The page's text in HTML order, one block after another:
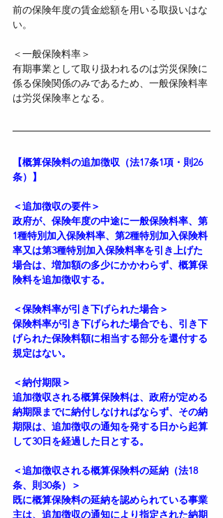
前の保険年度の賃金総額を用いる取扱いはな
い。
＜一般保険料率＞
有期事業として取り扱われるのは労災保険に
係る保険関係のみであるため、一般保険料率
は労災保険率となる。
【概算保険料の追加徴収（法17条1項・則26
条）】
＜追加徴収の要件＞
政府が、保険年度の中途に一般保険料率、第
1種特別加入保険料率、第2種特別加入保険料
率又は第3種特別加入保険料率を引き上げた
場合は、増加額の多少にかかわらず、概算保
険料を追加徴収する。
＜保険料率が引き下げられた場合＞
保険料率が引き下げられた場合でも、引き下
げられた保険料額に相当する部分を還付する
規定はない。
＜納付期限＞
追加徴収される概算保険料は、政府が定める
納期限までに納付しなければならず、その納
期限は、追加徴収の通知を発する日から起算
して30日を経過した日とする。
＜追加徴収される概算保険料の延納（法18
条、則30条）＞
既に概算保険料の延納を認められている事業
主は、追加徴収の通知により指定された納期